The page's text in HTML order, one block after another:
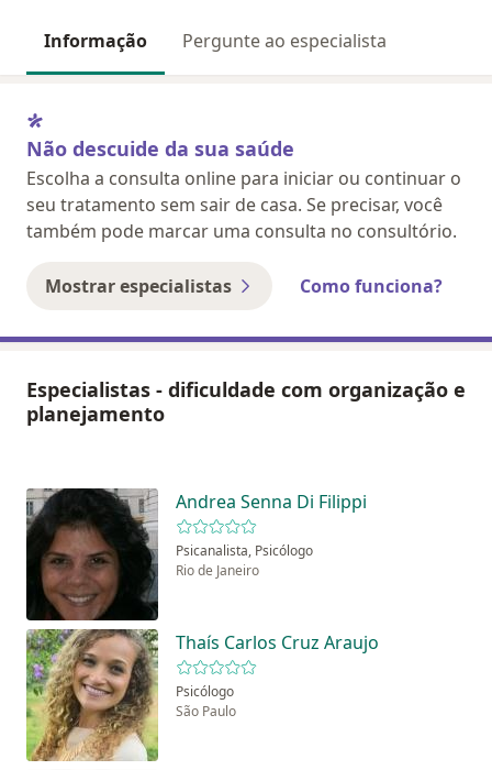
Informação Pergunte ao especialista
Não descuide da sua saúde
Escolha a consulta online para iniciar ou continuar o
seu tratamento sem sair de casa. Se precisar, você
também pode marcar uma consulta no consultório.
Mostrar especialistas Como funciona?
Especialistas - dificuldade com organização e
planejamento
Andrea Senna Di Filippi
Psicanalista, Psicólogo
Rio de Janeiro
Thaís Carlos Cruz Araujo
Psicólogo
São Paulo